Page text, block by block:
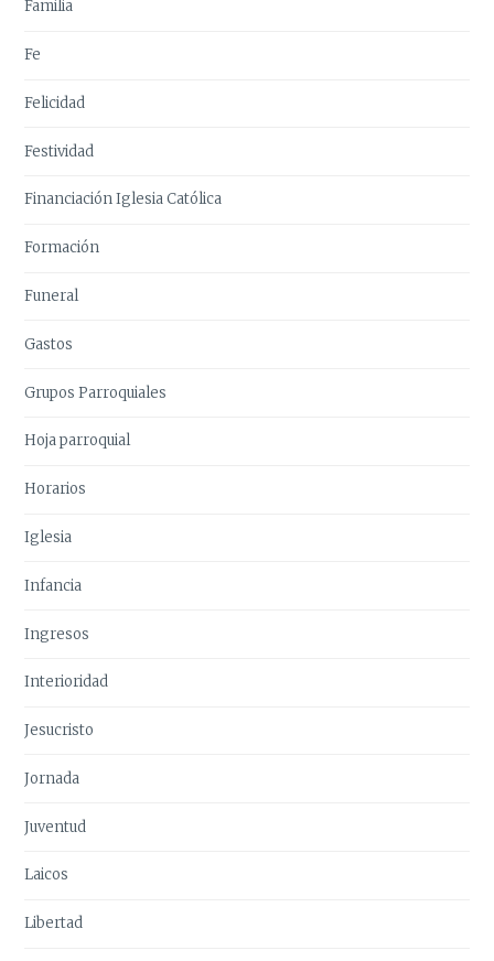
Familia
Fe
Felicidad
Festividad
Financiación Iglesia Católica
Formación
Funeral
Gastos
Grupos Parroquiales
Hoja parroquial
Horarios
Iglesia
Infancia
Ingresos
Interioridad
Jesucristo
Jornada
Juventud
Laicos
Libertad